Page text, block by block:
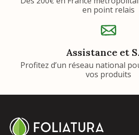
en point relais
Assistance et
Profitez d’un réseau national
vos produits